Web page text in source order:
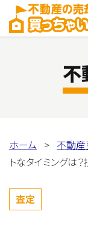
不
ホーム > 不動産
トなタイミングは
査定